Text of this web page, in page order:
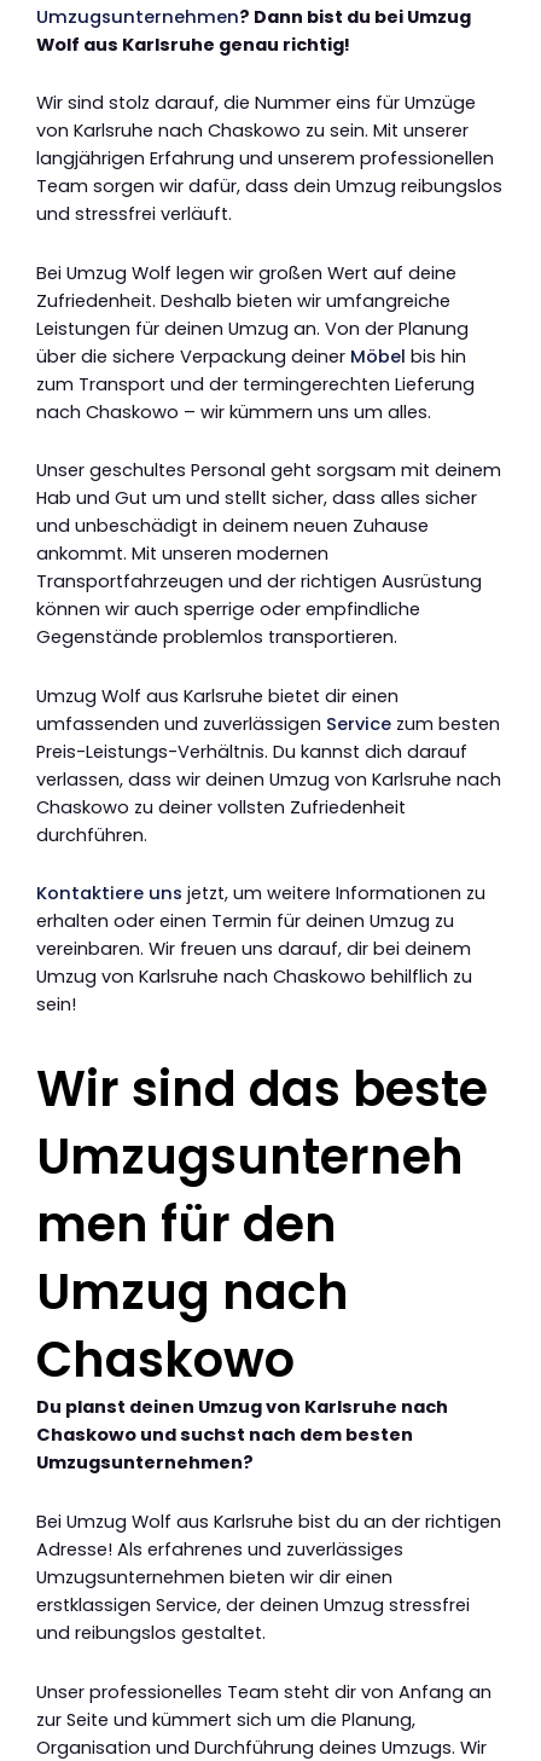
Umzugsunternehmen? Dann bist du bei Umzug
Wolf aus Karlsruhe genau richtig!
Wir sind stolz darauf, die Nummer eins für Umzüge
von Karlsruhe nach Chaskowo zu sein. Mit unserer
langjährigen Erfahrung und unserem professionellen
Team sorgen wir dafür, dass dein Umzug reibungslos
und stressfrei verläuft.
Bei Umzug Wolf legen wir großen Wert auf deine
Zufriedenheit. Deshalb bieten wir umfangreiche
Leistungen für deinen Umzug an. Von der Planung
über die sichere Verpackung deiner Möbel bis hin
zum Transport und der termingerechten Lieferung
nach Chaskowo – wir kümmern uns um alles.
Unser geschultes Personal geht sorgsam mit deinem
Hab und Gut um und stellt sicher, dass alles sicher
und unbeschädigt in deinem neuen Zuhause
ankommt. Mit unseren modernen
Transportfahrzeugen und der richtigen Ausrüstung
können wir auch sperrige oder empfindliche
Gegenstände problemlos transportieren.
Umzug Wolf aus Karlsruhe bietet dir einen
umfassenden und zuverlässigen Service zum besten
Preis-Leistungs-Verhältnis. Du kannst dich darauf
verlassen, dass wir deinen Umzug von Karlsruhe nach
Chaskowo zu deiner vollsten Zufriedenheit
durchführen.
Kontaktiere uns jetzt, um weitere Informationen zu
erhalten oder einen Termin für deinen Umzug zu
vereinbaren. Wir freuen uns darauf, dir bei deinem
Umzug von Karlsruhe nach Chaskowo behilflich zu
sein!
Wir sind das beste
Umzugsunterneh
men für den
Umzug nach
Chaskowo
Du planst deinen Umzug von Karlsruhe nach
Chaskowo und suchst nach dem besten
Umzugsunternehmen?
Bei Umzug Wolf aus Karlsruhe bist du an der richtigen
Adresse! Als erfahrenes und zuverlässiges
Umzugsunternehmen bieten wir dir einen
erstklassigen Service, der deinen Umzug stressfrei
und reibungslos gestaltet.
Unser professionelles Team steht dir von Anfang an
zur Seite und kümmert sich um die Planung,
Organisation und Durchführung deines Umzugs. Wir